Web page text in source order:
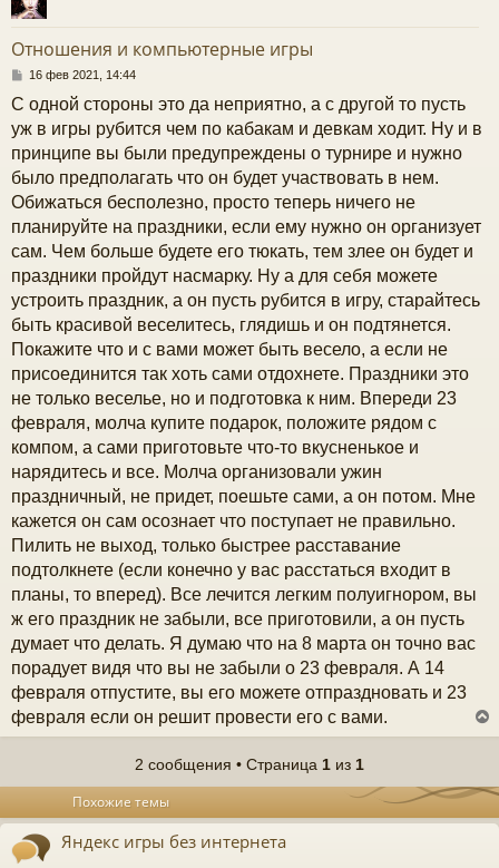
Отношения и компьютерные игры
С
о
б
е
н
е
16 фев 2021, 14:44
С одной стороны это да неприятно, а с другой то пусть
уж в игры рубится чем по кабакам и девкам ходит. Ну и в
принципе вы были предупреждены о турнире и нужно
было предполагать что он будет участвовать в нем.
Обижаться бесполезно, просто теперь ничего не
планируйте на праздники, если ему нужно он организует
сам. Чем больше будете его тюкать, тем злее он будет и
праздники пройдут насмарку. Ну а для себя можете
устроить праздник, а он пусть рубится в игру, старайтесь
быть красивой веселитесь, глядишь и он подтянется.
Покажите что и с вами может быть весело, а если не
присоединится так хоть сами отдохнете. Праздники это
не только веселье, но и подготовка к ним. Впереди 23
февраля, молча купите подарок, положите рядом с
компом, а сами приготовьте что-то вкусненькое и
нарядитесь и все. Молча организовали ужин
праздничный, не придет, поешьте сами, а он потом. Мне
кажется он сам осознает что поступает не правильно.
Пилить не выход, только быстрее расставание
подтолкнете (если конечно у вас расстаться входит в
планы, то вперед). Все лечится легким полуигнором, вы
ж его праздник не забыли, все приготовили, а он пусть
думает что делать. Я думаю что на 8 марта он точно вас
порадует видя что вы не забыли о 23 февраля. А 14
февраля отпустите, вы его можете отпраздновать и 23
февраля если он решит провести его с вами.
е
у
ь
2 сообщения • Страница 1 из 1
Похожие темы
Яндекс игры без интернета